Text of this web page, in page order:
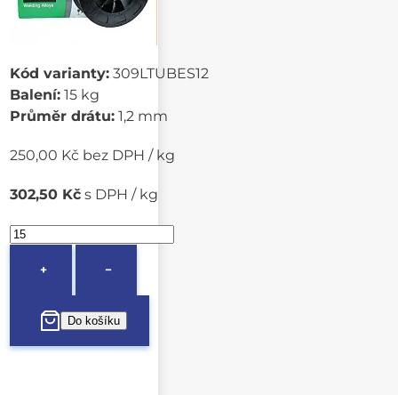
Kód varianty: 309LTUBES12
Balení: 15 kg
Průměr drátu: 1,2 mm
250,00 Kč bez DPH / kg
302,50 Kč s DPH / kg
+ −